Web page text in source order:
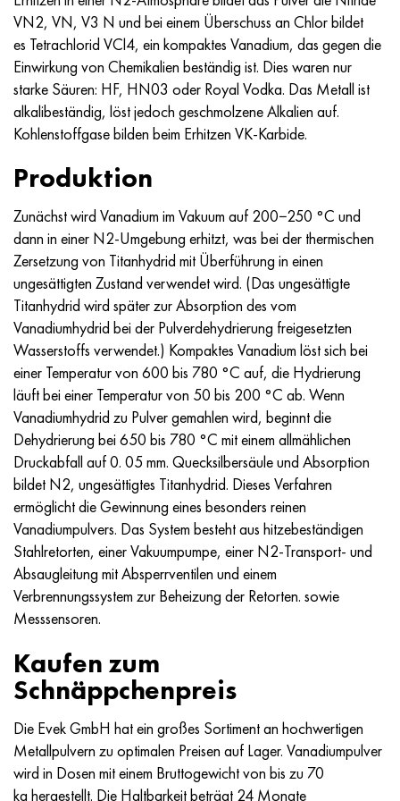
VN2, VN, V3 N und bei einem Überschuss an Chlor bildet
es Tetrachlorid VCl4, ein kompaktes Vanadium, das gegen die
Einwirkung von Chemikalien beständig ist. Dies waren nur
starke Säuren: HF, HN03 oder Royal Vodka. Das Metall ist
alkalibeständig, löst jedoch geschmolzene Alkalien auf.
Kohlenstoffgase bilden beim Erhitzen VK-Karbide.
Produktion
Zunächst wird Vanadium im Vakuum auf 200−250 °C und
dann in einer N2-Umgebung erhitzt, was bei der thermischen
Zersetzung von Titanhydrid mit Überführung in einen
ungesättigten Zustand verwendet wird. (Das ungesättigte
Titanhydrid wird später zur Absorption des vom
Vanadiumhydrid bei der Pulverdehydrierung freigesetzten
Wasserstoffs verwendet.) Kompaktes Vanadium löst sich bei
einer Temperatur von 600 bis 780 °C auf, die Hydrierung
läuft bei einer Temperatur von 50 bis 200 °C ab. Wenn
Vanadiumhydrid zu Pulver gemahlen wird, beginnt die
Dehydrierung bei 650 bis 780 °C mit einem allmählichen
Druckabfall auf 0. 05 mm. Quecksilbersäule und Absorption
bildet N2, ungesättigtes Titanhydrid. Dieses Verfahren
ermöglicht die Gewinnung eines besonders reinen
Vanadiumpulvers. Das System besteht aus hitzebeständigen
Stahlretorten, einer Vakuumpumpe, einer N2-Transport- und
Absaugleitung mit Absperrventilen und einem
Verbrennungssystem zur Beheizung der Retorten. sowie
Messsensoren.
Kaufen zum
Schnäppchenpreis
Die Evek GmbH hat ein großes Sortiment an hochwertigen
Metallpulvern zu optimalen Preisen auf Lager. Vanadiumpulver
wird in Dosen mit einem Bruttogewicht von bis zu 70
kg hergestellt. Die Haltbarkeit beträgt 24 Monate
Incotherm
Incotest
Jethete M152
Kobalt 6B
Martensitaushärtung 250
Renee 41
Martensitaushärtung 300
Martensitaushärtung 350
MP35N
MP159
Multimet n155
Nicrofer 5923 hMo
Nicrofer 6030
Nitronic 40
Nitronic 50
Nitronic 60
Nitronic 75
Nimonik 80a
47ND
47NHR
49KF
49K2F/49K2FA-VI
50H
50NP
50NHS
52H
52K12F
56DGNH
68NHVKTYU
79NM
80NM
80NMV-VI
80NHS
81NMA
Arten von Präzisionslegierungen
Thermometalle
HN62VMYUT
HN62MVKYU
HN63MB
HN65VM
HN65VMTYU
HN67MVTYU
HN68VKTYU
HN68VMTYUK-VD
HN70VMTYU
HN73MBTYU
HN70YU
HN75MBTYU
HN75TBYU
HN77TYU
HN77TYUR
HN78T
HN80TBYU
N65M
VT-35
PT-1M
PT-3V
PT-7M
2V
SPT-2 Schweißdraht
3М
TL3
5B
TL5
AT-6
TS-6
Titan 14
SP-17
Titan 40
1.4466 - aisi 310MoLn
Legierung Al6xn
15-7Ph® - 1.4532
PH 13-8 Mo - 1.4534
1.4542 - 17-4Ph®.
Custom 455® - 1.4543 - uns s45500
1.4545 - 15-5Ph®
1.4548 - 17-4Ph®.
1.4550 - aisi 347
1.4567 - aisi 304Cu
1.4570 - aisi303Cu
1.4574 - Legierung PH 15-7 Mo®
1.4580 - aisi 316Cb
1.4597 - aisi 204Cu
Legierung 28 - 1.4563
Legierung 31 - 1.4562
Legierung 254smo® - 1.4547
Legierung 926 - 1.4529
10H17N13М3Т
10H18N18YU4D
11H11N2V2МF
12H18N9Т
13H11N2V2МF
15H11MF
15H12VNMF
15H12N2МVFAB
15H16К5N2МVFAB
15H16N2АМ
18H11МNFB
18H12VMBFR
20H12VNMF
20H3MVF
21NKMT
37H12N8G8МFB
40H10S2М
40H9S2
2.0872, CuNi10Fe1Mn, Cw352h
Silicium-Aluminium-Bronze
CW301G, C64200
Siliciumbronze
C65500, CuAl11Fe3
C65620, CuSi3Fe2Zn3
C65100, CuSi1,5
Zinn-Blei-Bronze
c92200, CuSn6Zn4Pb2
Rotmessing
C84400, CuSn2ZnPb
C83600, CuSn5ZnPb
45G2, 45g2, aisi 1144
Baustahl legiert
10g2, 10g2, aisi 1513
12X2H4A,15NiCr13, 1.5752
АS14, 11SMnPb30
20G, 20mn5
20HN3А, aisi 4320, 20hn3a
20HМ, 24CrMo5, 20hm
25HGM, 20CrMo5, 1.7264
30H, aisi 5130, 30h
30HGS, 30hgs
30HGSA, 30hgsa
30HGSN2A, 30hgsna
30HN2MA, 30CrNiMo8
30HN3A, 31nicr14
34HN3MA, 36NiCrMo16, 35NiCrMo16
35hgs, 35hgs
35hgsa, 35hgsa
R6M5, 1.3343, hs6-5-2, sw7m
R6M5K5, 1.3243, hs6-5-2-5
R6М5F3, 1.3344, hs6-5-3
R9М4К8,1.3207
R12F3, 1.3318, sw12
R18, 1.3355, hs18-0-1, sw18
Kohlenstoffstahl
U10,1.1645, C105W1
11G12, 110G13L, X120Mn12